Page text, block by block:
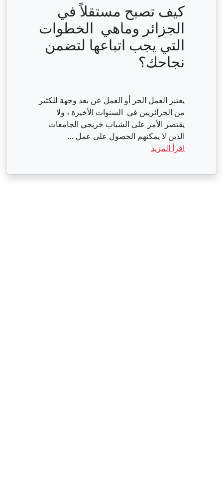
كيف تصبح مستقلاً في
الجزائر وماهي الخطوات
التي يجب اتباعها لتضمن
نجاحك؟
يعتبر العمل الحر أو العمل عن بعد وجهة للكثير
من الجزائريين في السنوات الأخيرة ، ولا
يقتصر الأمر على الشباب خريجي الجامعات
الذين لا يمكنهم الحصول على عمل …
اقرأ المزيد